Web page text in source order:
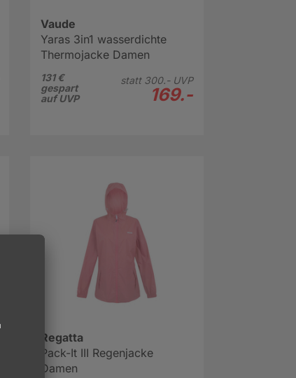
Vaude
Yaras 3in1 wasserdichte
Thermojacke Damen
131 €
gespart
auf UVP
statt 300.-UVP
169.-
Regatta
Pack-It III Regenjacke
Damen